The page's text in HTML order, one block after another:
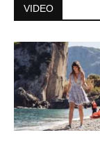
VIDEO